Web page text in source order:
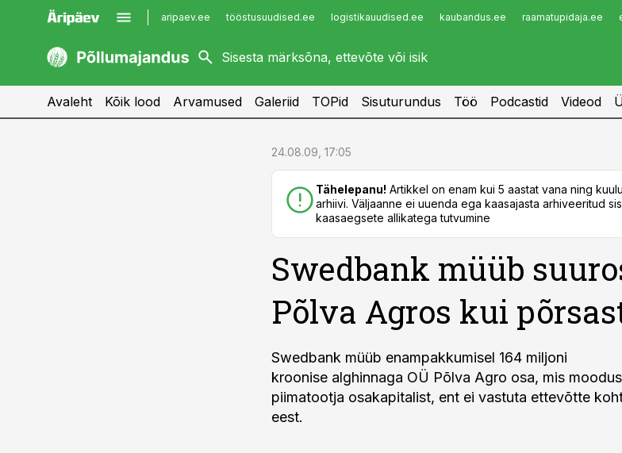
aripaev.ee tööstusuudised.ee logistikauudised.ee kaubandus.ee raamatupidaja.ee
kaubandus.ee
kinnisvarauudised.ee
imelineajalugu.ee
Infopank
Avaleht Kõik lood Arvamused Galeriid TOPid Sisuturundus Töö Podcastid Videod
24.08.09, 17:05
Tähelepanu! Artikkel on enam kui 5 aastat vana ning
arhiivi. Väljaanne ei uuenda ega kaasajasta arhiveeritud
kaasaegsete allikatega tutvumine
Swedbank müüb
Põlva Agros kui
Swedbank müüb enampakkumisel 164 miljoni
kroonise alghinnaga OÜ Põlva Agro osa, mis
piimatootja osakapitalist, ent ei vastuta ettevõtte
eest.